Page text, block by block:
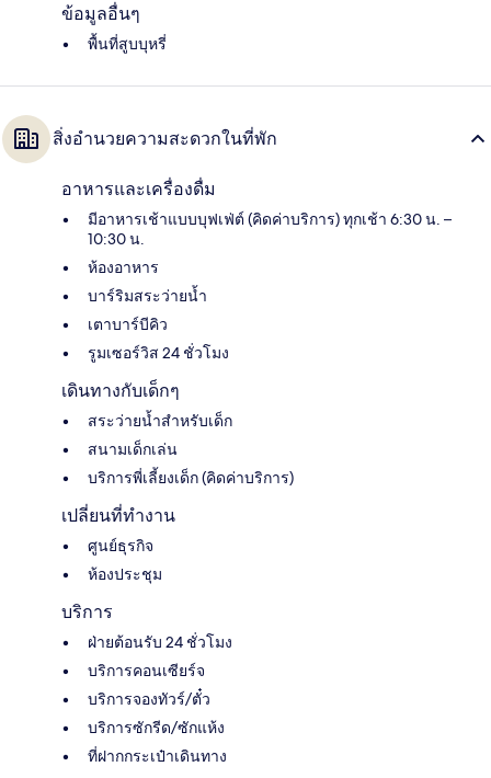
ข้อมูลอื่นๆ
พื้นที่สูบบุหรี่
สิ่งอำนวยความสะดวกในที่พัก
อาหารและเครื่องดื่ม
มีอาหารเช้าแบบบุฟเฟ่ต์ (คิดค่าบริการ) ทุกเช้า 6:30 น. –
10:30 น.
ห้องอาหาร
บาร์ริมสระว่ายน้ำ
เตาบาร์บีคิว
รูมเซอร์วิส 24 ชั่วโมง
เดินทางกับเด็กๆ
สระว่ายน้ำสำหรับเด็ก
สนามเด็กเล่น
บริการพี่เลี้ยงเด็ก (คิดค่าบริการ)
เปลี่ยนที่ทำงาน
ศูนย์ธุรกิจ
ห้องประชุม
บริการ
ฝ่ายต้อนรับ 24 ชั่วโมง
บริการคอนเซียร์จ
บริการจองทัวร์/ตั๋ว
บริการซักรีด/ซักแห้ง
ที่ฝากกระเป๋าเดินทาง